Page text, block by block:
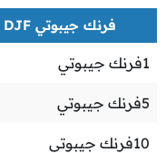
فرنك جيبوتي DJF
1فرنك جيبوتي
5فرنك جيبوتي
10فرنك جيبوتي